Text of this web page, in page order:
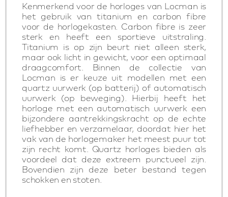
Kenmerkend voor de horloges van Locman is
het gebruik van titanium en carbon fibre
voor de horlogekasten. Carbon fibre is zeer
sterk en heeft een sportieve uitstraling.
Titanium is op zijn beurt niet alleen sterk,
maar ook licht in gewicht, voor een optimaal
draagcomfort. Binnen de collectie van
Locman is er keuze uit modellen met een
quartz uurwerk (op batterij) of automatisch
uurwerk (op beweging). Hierbij heeft het
horloge met een automatisch uurwerk een
bijzondere aantrekkingskracht op de echte
liefhebber en verzamelaar, doordat hier het
vak van de horlogemaker het meest puur tot
zijn recht komt. Quartz horloges bieden als
voordeel dat deze extreem punctueel zijn.
Bovendien zijn deze beter bestand tegen
schokken en stoten.